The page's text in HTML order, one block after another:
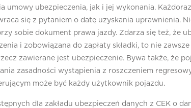
umowy ubezpieczenia, jak i jej wykonania.
się z pytaniem o datę uzyskania uprawnienia.
sobie dokument prawa jazdy. Zdarza się też, że
i zobowiązana do zapłaty składki, to nie
zawierane jest ubezpieczenie. Bywa także, że
zasadności wystąpienia z roszczeniem
może być każdy użytkownik pojazdu.
dla zakładu ubezpieczeń danych z CEK o